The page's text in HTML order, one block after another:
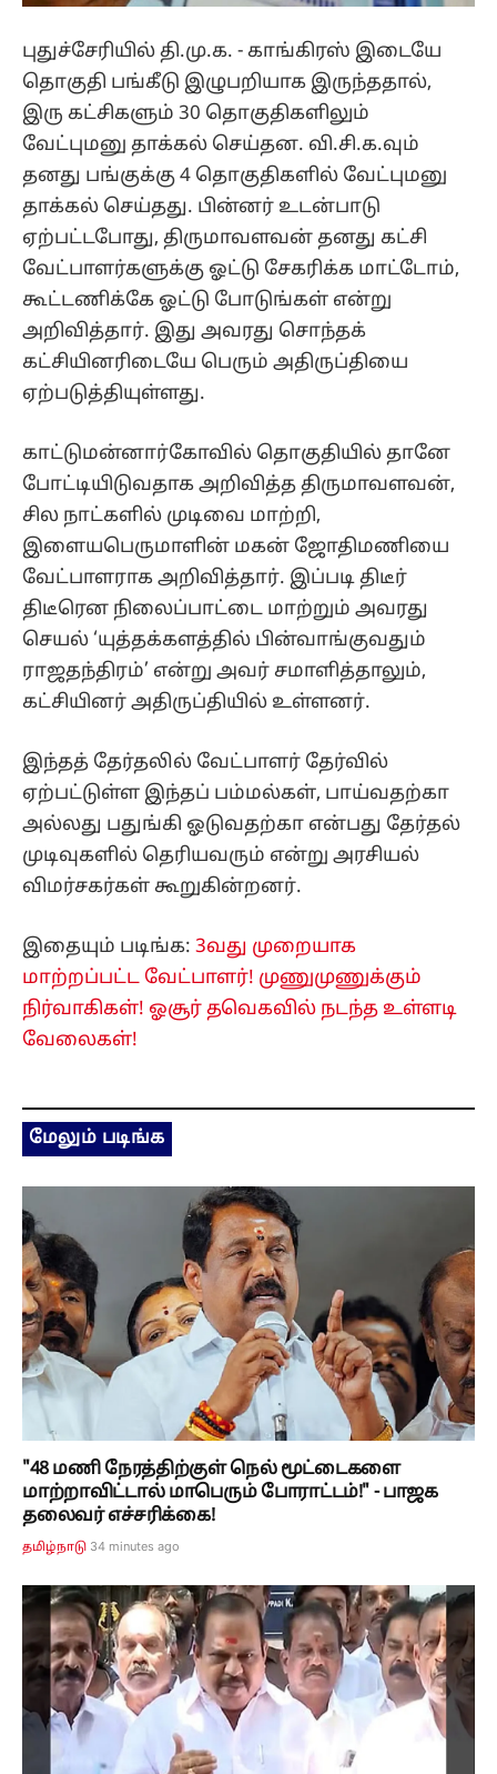
புதுச்சேரியில் தி.மு.க. - காங்கிரஸ் இடையே
தொகுதி பங்கீடு இழுபறியாக இருந்ததால்,
இரு கட்சிகளும் 30 தொகுதிகளிலும்
வேட்புமனு தாக்கல் செய்தன. வி.சி.க.வும்
தனது பங்குக்கு 4 தொகுதிகளில் வேட்புமனு
தாக்கல் செய்தது. பின்னர் உடன்பாடு
ஏற்பட்டபோது, திருமாவளவன் தனது கட்சி
வேட்பாளர்களுக்கு ஓட்டு சேகரிக்க மாட்டோம்,
கூட்டணிக்கே ஓட்டு போடுங்கள் என்று
அறிவித்தார். இது அவரது சொந்தக்
கட்சியினரிடையே பெரும் அதிருப்தியை
ஏற்படுத்தியுள்ளது.
காட்டுமன்னார்கோவில் தொகுதியில் தானே
போட்டியிடுவதாக அறிவித்த திருமாவளவன்,
சில நாட்களில் முடிவை மாற்றி,
இளையபெருமாளின் மகன் ஜோதிமணியை
வேட்பாளராக அறிவித்தார். இப்படி திடீர்
திடீரென நிலைப்பாட்டை மாற்றும் அவரது
செயல் ‘யுத்தக்களத்தில் பின்வாங்குவதும்
ராஜதந்திரம்’ என்று அவர் சமாளித்தாலும்,
கட்சியினர் அதிருப்தியில் உள்ளனர்.
இந்தத் தேர்தலில் வேட்பாளர் தேர்வில்
ஏற்பட்டுள்ள இந்தப் பம்மல்கள், பாய்வதற்கா
அல்லது பதுங்கி ஓடுவதற்கா என்பது தேர்தல்
முடிவுகளில் தெரியவரும் என்று அரசியல்
விமர்சகர்கள் கூறுகின்றனர்.
இதையும் படிங்க: 3வது முறையாக
மாற்றப்பட்ட வேட்பாளர்! முணுமுணுக்கும்
நிர்வாகிகள்! ஓசூர் தவெகவில் நடந்த உள்ளடி
வேலைகள்!
மேலும் படிங்க
"48 மணி நேரத்திற்குள் நெல் மூட்டைகளை
மாற்றாவிட்டால் மாபெரும் போராட்டம்!" - பாஜக
தலைவர் எச்சரிக்கை!
தமிழ்நாடு 34 minutes ago